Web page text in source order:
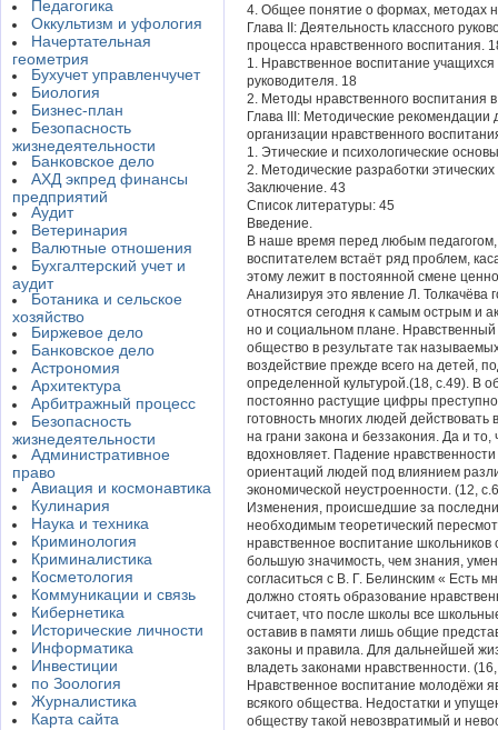
Педагогика
Оккультизм и уфология
Начертательная
геометрия
Бухучет управленчучет
Биология
Бизнес-план
Безопасность
жизнедеятельности
Банковское дело
АХД экпред финансы
предприятий
Аудит
Ветеринария
Валютные отношения
Бухгалтерский учет и
аудит
Ботаника и сельское
хозяйство
Биржевое дело
Банковское дело
Астрономия
Архитектура
Арбитражный процесс
Безопасность
жизнедеятельности
Административное
право
Авиация и космонавтика
Кулинария
Наука и техника
Криминология
Криминалистика
Косметология
Коммуникации и связь
Кибернетика
Исторические личности
Информатика
Инвестиции
по Зоология
Журналистика
Карта сайта
4. Общее понятие о формах, методах
Глава II: Деятельность классного
процесса нравственного воспитания.
1. Нравственное воспитание
руководителя. 18
2. Методы нравственного воспитания
Глава III: Методические рекомендации
организации нравственного
1. Этические и психологические
2. Методические разработки
Заключение. 43
Список литературы: 45
Введение.
В наше время перед любым
воспитателем встаёт ряд проблем,
этому лежит в постоянной смене
Анализируя это явление Л. Толкачёва
относятся сегодня к самым острым и
но и социальном плане.
общество в результате так
воздействие прежде всего на детей,
определенной культурой.(18, с.49). В
постоянно растущие цифры
готовность многих людей
на грани закона и беззакония. Да и то,
вдохновляет. Падение
ориентаций людей под влиянием
экономической неустроенности. (12,
Изменения, происшедшие за
необходимым теоретический
нравственное воспитание
большую значимость, чем знания,
согласиться с В. Г. Белинским « Есть
должно стоять образование
считает, что после школы все
оставив в памяти лишь общие
законы и правила. Для дальнейшей
владеть законами нравственности.
Нравственное воспитание молодёжи
всякого общества. Недостатки и
обществу такой невозвратимый и